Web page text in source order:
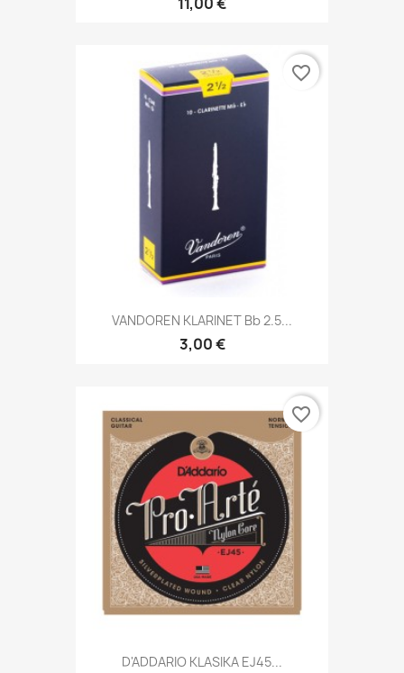
VANDOREN KLARINET Bb 2.5...
3,00 €
favorite_border
D'ADDARIO KLASIKA EJ45...
favorite_border